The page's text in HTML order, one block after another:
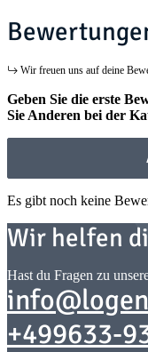
Wir freuen uns auf deine
Geben Sie die erste
Sie Anderen bei der
Es gibt noch keine
Wir helfen
Hast du Fragen zu
+499633-